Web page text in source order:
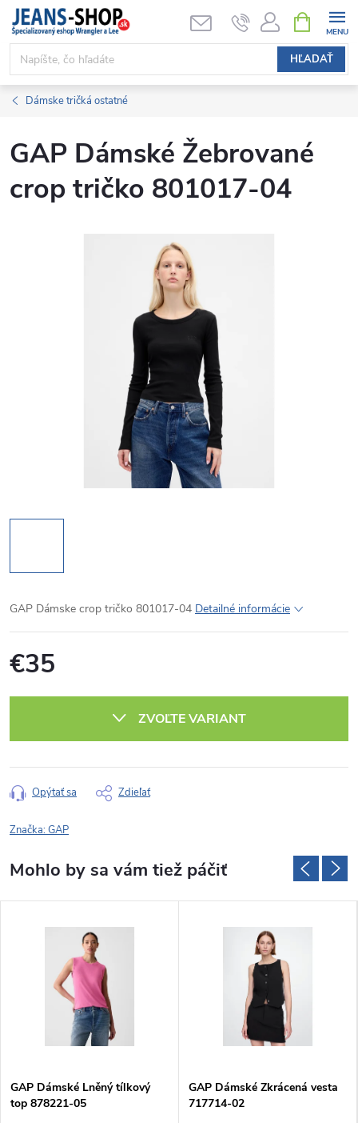
Prejsť
obsah
HĽADAŤ
KOŠÍK
Dámske tričká ostatné
GAP Dámské Žebrované
crop tričko 801017-04
GAP Dámske crop tričko 801017-04 Detailné informácie
€35
ZVOĽTE VARIANT
Opýtať sa Zdieľať
Značka:GAP
GAP Dámské Lněný tílkový
top 878221-05
GAP Dámské Zkrácená vesta
717714-02